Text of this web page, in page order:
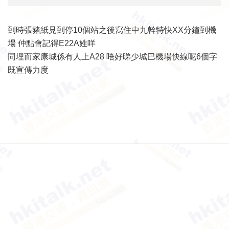
到時張豬紙見到停10個站之後寫住中九幹特快XX分鐘到機
場 仲點會記得E22A姓咩
同埋而家康城係有人上A28 唔好睇少城巴機場快線呢6個字
既宣傳力度